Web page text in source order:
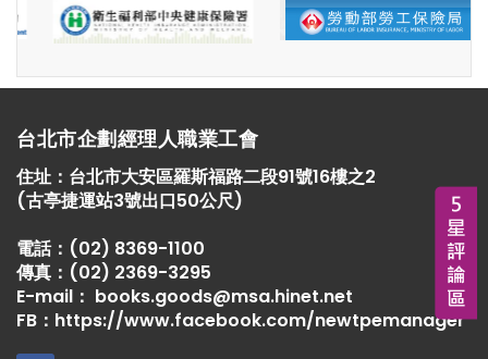
台北市企劃經理人職業工會
住址： 台北市大安區羅斯福路二段91號16樓之2
(古亭捷運站3號出口50公尺)
電話： (02) 8369-1100
傳真： (02) 2369-3295
E-mail： books.goods@msa.hinet.net
FB： https://www.facebook.com/newtpemanager